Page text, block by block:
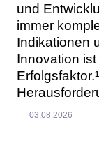
und
immer
Indikationen
Innovation
03.08.2026